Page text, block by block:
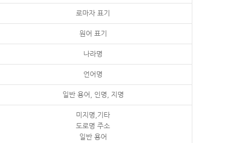
로마자 표기
원어 표기
나라명
언어명
일반 용어, 인명, 지명
미지명,기타
도로명 주소
일반 용어